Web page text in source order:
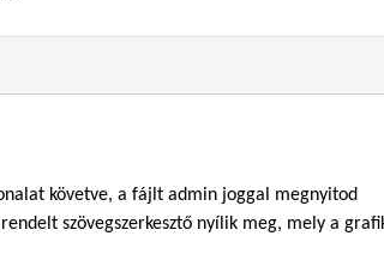
követve, a fájlt admin joggal megnyitod
szövegszerkesztő nyílik meg, mely a